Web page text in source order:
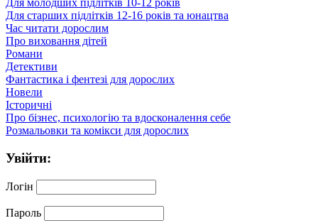
Для молодших підлітків 10-12 років
Для старших підлітків 12-16 років та юнацтва
Час читати дорослим
Про виховання дітей
Романи
Детективи
Фантастика і фентезі для дорослих
Новели
Історичні
Про бізнес, психологію та вдосконалення себе
Розмальовки та комікси для дорослих
Увійти:
Логін
Пароль